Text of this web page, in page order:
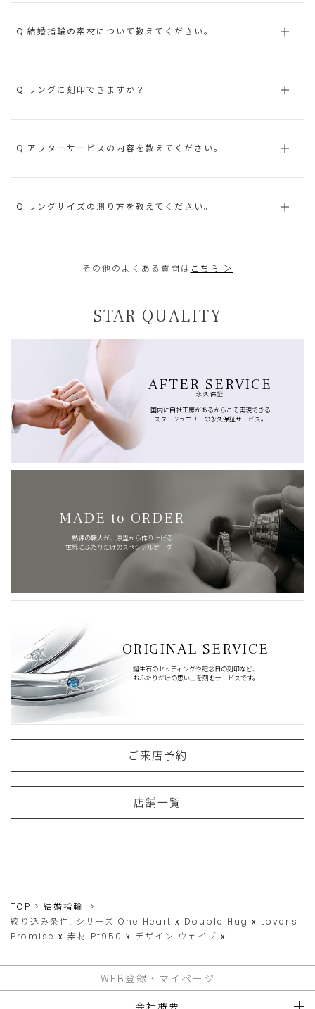
Q.結婚指輪の素材について教えてください。
Q.リングに刻印できますか？
Q.アフターサービスの内容を教えてください。
Q.リングサイズの測り方を教えてください。
その他のよくある質問は こちら ＞
STAR QUALITY
AFTER SERVICE
永久保証
国内に自社工房があるからこそ実現できる
スタージュエリーの永久保証サービス。
MADE to ORDER
熟練の職人が、原型から作り上げる
世界にふたりだけのスペシャルオーダー
ORIGINAL SERVICE
誕生石のセッティングや記念日の刻印など、
おふたりだけの思い出を刻むサービスです。
ご来店予約
店舗一覧
TOP
結婚指輪
絞り込み条件: シリーズ One Heart x Double Hug x Lover's
Promise x 素材 Pt950 x デザイン ウェイブ x
WEB登録・マイページ